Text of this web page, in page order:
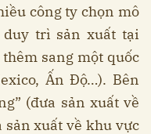
công ty chọn mô
duy trì sản xuất tại
sang một quốc
Ấn Độ…). Bên
(đưa sản xuất về
sản xuất về khu vực